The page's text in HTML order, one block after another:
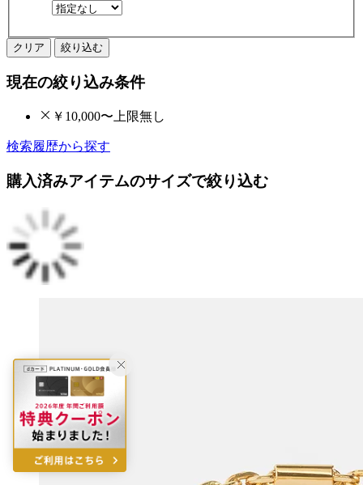
クリア 絞り込む
現在の絞り込み条件
￥10,000〜上限無し
検索履歴から探す
購入済みアイテムのサイズで絞り込む